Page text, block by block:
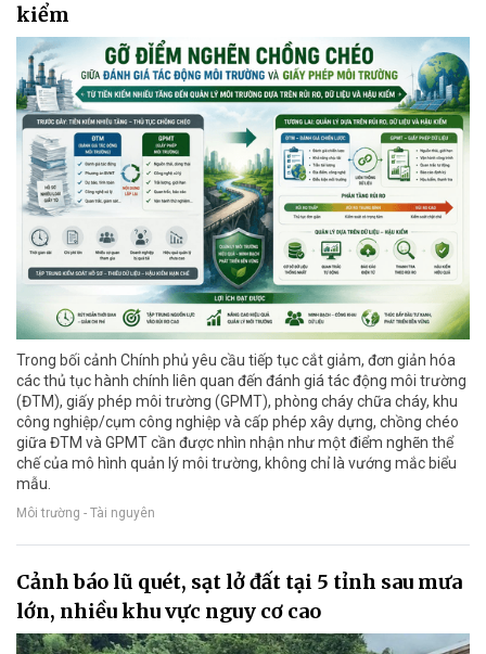
kiểm
Trong bối cảnh Chính phủ yêu cầu tiếp tục cắt giảm, đơn giản hóa
các thủ tục hành chính liên quan đến đánh giá tác động môi trường
(ĐTM), giấy phép môi trường (GPMT), phòng cháy chữa cháy, khu
công nghiệp/cụm công nghiệp và cấp phép xây dựng, chồng chéo
giữa ĐTM và GPMT cần được nhìn nhận như một điểm nghẽn thể
chế của mô hình quản lý môi trường, không chỉ là vướng mắc biểu
mẫu.
Môi trường - Tài nguyên
Cảnh báo lũ quét, sạt lở đất tại 5 tỉnh sau mưa
lớn, nhiều khu vực nguy cơ cao